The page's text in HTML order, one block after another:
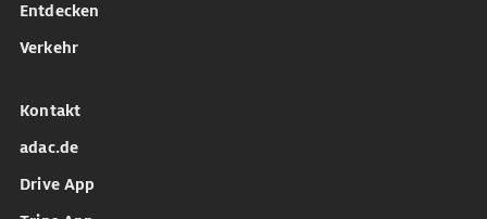
Entdecken
Verkehr
Kontakt
adac.de
Drive App